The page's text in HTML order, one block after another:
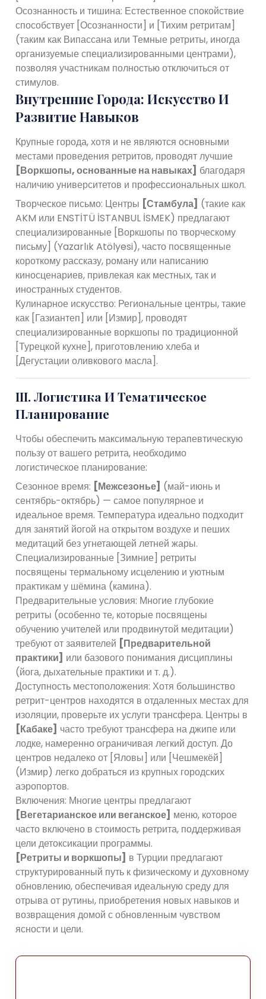
Осознанность и тишина: Естественное спокойствие
способствует [Осознанности] и [Тихим ретритам]
(таким как Випассана или Темные ретриты, иногда
организуемые специализированными центрами),
позволяя участникам полностью отключиться от
стимулов.
Внутренние Города: Искусство И
Развитие Навыков
Крупные города, хотя и не являются основными
местами проведения ретритов, проводят лучшие
[Воркшопы, основанные на навыках] благодаря
наличию университетов и профессиональных школ.
Творческое письмо: Центры [Стамбула] (такие как
AKM или ENSTİTÜ İSTANBUL İSMEK) предлагают
специализированные [Воркшопы по творческому
письму] (Yazarlık Atölyesi), часто посвященные
короткому рассказу, роману или написанию
киносценариев, привлекая как местных, так и
иностранных студентов.
Кулинарное искусство: Региональные центры, такие
как [Газиантеп] или [Измир], проводят
специализированные воркшопы по традиционной
[Турецкой кухне], приготовлению хлеба и
[Дегустации оливкового масла].
III. Логистика И Тематическое
Планирование
Чтобы обеспечить максимальную терапевтическую
пользу от вашего ретрита, необходимо
логистическое планирование:
Сезонное время: [Межсезонье] (май-июнь и
сентябрь-октябрь) — самое популярное и
идеальное время. Температура идеально подходит
для занятий йогой на открытом воздухе и пеших
медитаций без угнетающей летней жары.
Специализированные [Зимние] ретриты
посвящены термальному исцелению и уютным
практикам у шёмина (камина).
Предварительные условия: Многие глубокие
ретриты (особенно те, которые посвящены
обучению учителей или продвинутой медитации)
требуют от заявителей [Предварительной
практики] или базового понимания дисциплины
(йога, дыхательные практики и т. д.).
Доступность местоположения: Хотя большинство
ретрит-центров находятся в отдаленных местах для
изоляции, проверьте их услуги трансфера. Центры в
[Кабаке] часто требуют трансфера на джипе или
лодке, намеренно ограничивая легкий доступ. До
центров недалеко от [Яловы] или [Чешмекёй]
(Измир) легко добраться из крупных городских
аэропортов.
Включения: Многие центры предлагают
[Вегетарианское или веганское] меню, которое
часто включено в стоимость ретрита, поддерживая
цели детоксикации программы.
[Ретриты и воркшопы] в Турции предлагают
структурированный путь к физическому и духовному
обновлению, обеспечивая идеальную среду для
отрыва от рутины, приобретения новых навыков и
возвращения домой с обновленным чувством
ясности и цели.